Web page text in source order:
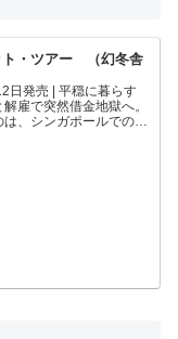
ト・ツアー （幻冬舎
日発売 | 平穏に暮らす
雇で突然借金地獄へ。
、シンガポールでの闇